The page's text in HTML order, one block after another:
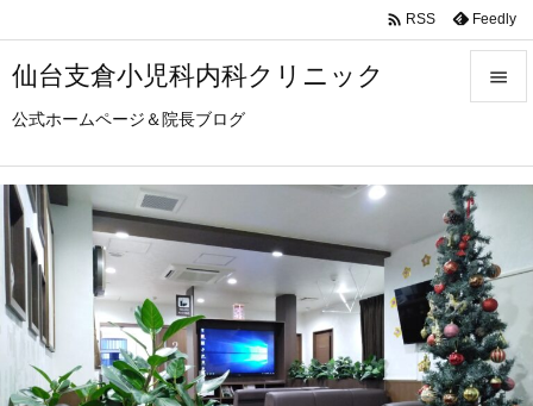
仙台支倉小児科内科クリニック
公式ホームページ＆院長ブログ



前へ

次へ

検索
 RSS Feedly